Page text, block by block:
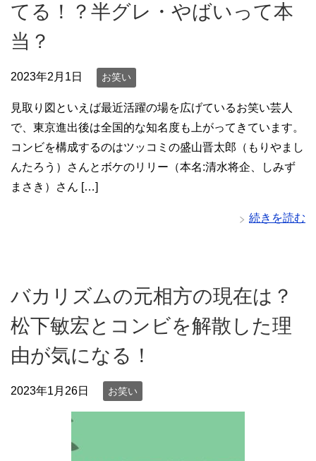
てる！？半グレ・やばいって本
当？
2023年2月1日 お笑い
見取り図といえば最近活躍の場を広げているお笑い芸人
で、東京進出後は全国的な知名度も上がってきています。
コンビを構成するのはツッコミの盛山晋太郎（もりやまし
んたろう）さんとボケのリリー（本名:清水将企、しみず
まさき）さん […]
続きを読む
バカリズムの元相方の現在は？
松下敏宏とコンビを解散した理
由が気になる！
2023年1月26日 お笑い